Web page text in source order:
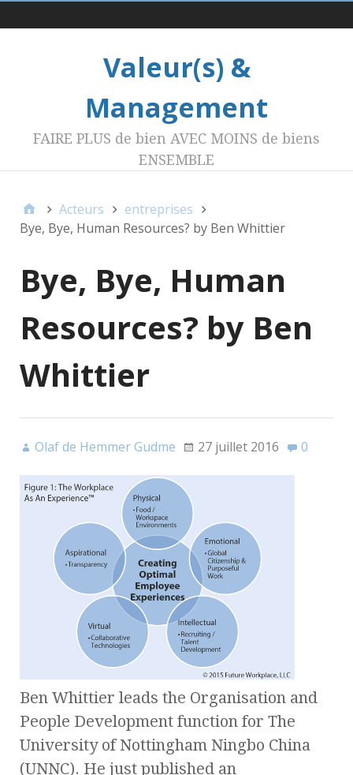
Menu 1
Valeur(s) &
Management
FAIRE PLUS de bien AVEC MOINS de biens
ENSEMBLE
Acteurs
entreprises
Bye, Bye, Human Resources? by Ben Whittier
Bye, Bye, Human
Resources? by Ben
Whittier
Olaf de Hemmer Gudme 27 juillet 2016 0
Ben Whittier leads the Organisation and
People Development function for The
University of Nottingham Ningbo China
(UNNC). He just published an